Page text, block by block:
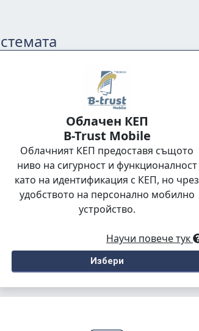
Облачен КЕП
B-Trust Mobile
Облачният КЕП предоставя същото
ниво на сигурност и функционалност
като на идентификация с КЕП, но чрез
удобството на персонално мобилно
устройство.
Научи повече тук
Избери